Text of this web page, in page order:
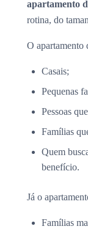
apartamento
rotina, do
O apartamento
Casais;
Pequenas
Pessoas
Famílias
Quem
benefício.
Já o
Famílias